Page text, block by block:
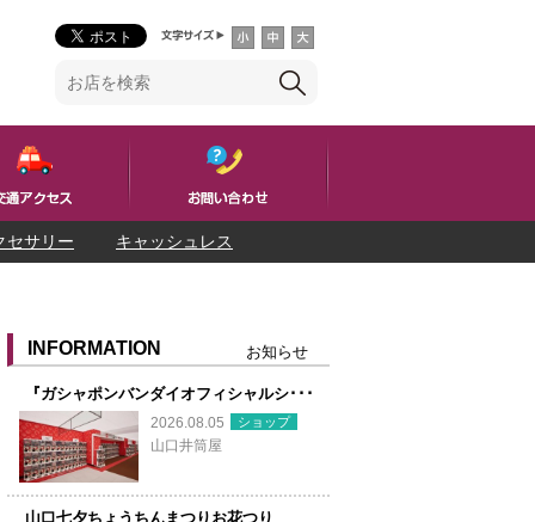
セサリー キャッシュレス
INFORMATION お知らせ
『ガシャポンバンダイオフィシャルシ･･･
2026.08.05
ショップ
山口井筒屋
山口七夕ちょうちんまつりお花つり